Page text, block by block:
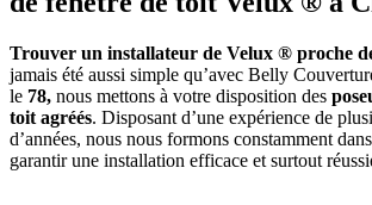
Trouver un installateur de Velux ® proche
jamais été aussi simple qu’avec Belly
le 78, nous mettons à votre disposition des
toit agréés. Disposant d’une expérience de
d’années, nous nous formons constamment
garantir une installation efficace et surtout